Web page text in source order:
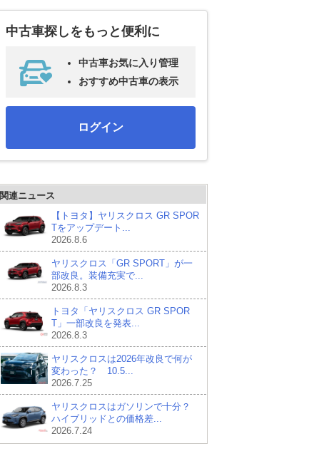
中古車探しをもっと便利に
中古車お気に入り管理
おすすめ中古車の表示
ログイン
関連ニュース
【トヨタ】ヤリスクロス GR SPOR
Tをアップデート...
2026.8.6
ヤリスクロス「GR SPORT」が一
部改良。装備充実で...
2026.8.3
トヨタ「ヤリスクロス GR SPOR
T」一部改良を発表...
2026.8.3
ヤリスクロスは2026年改良で何が
変わった？ 10.5...
2026.7.25
ヤリスクロスはガソリンで十分？
ハイブリッドとの価格差...
2026.7.24